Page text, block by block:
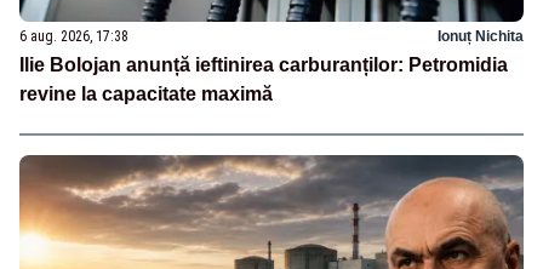
6 aug. 2026, 17:38 Ionuț Nichita
Ilie Bolojan anunță ieftinirea carburanților: Petromidia
revine la capacitate maximă